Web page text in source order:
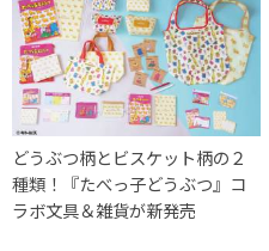
どうぶつ柄とビスケット柄の２
種類！『たべっ子どうぶつ』コ
ラボ文具＆雑貨が新発売